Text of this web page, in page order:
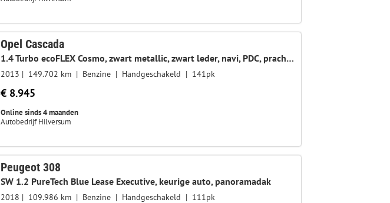
Opel Cascada
1.4 Turbo ecoFLEX Cosmo, zwart metallic, zwart leder, navi, PDC, prachtige auto!
2013 149.702 km Benzine Handgeschakeld 141pk
€ 8.945
Online sinds 4 maanden
Autobedrijf Hilversum
Peugeot 308
SW 1.2 PureTech Blue Lease Executive, keurige auto, panoramadak
2018 109.986 km Benzine Handgeschakeld 111pk